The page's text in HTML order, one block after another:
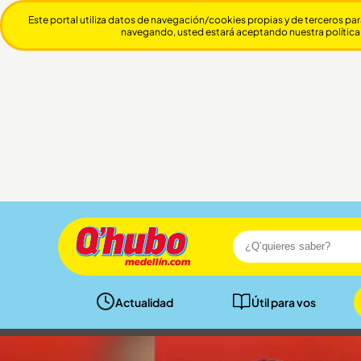
Actualidad Útil para vos
Este portal utiliza datos de navegación/cookies propias y de terceros
navegando, usted estará aceptando nuestra